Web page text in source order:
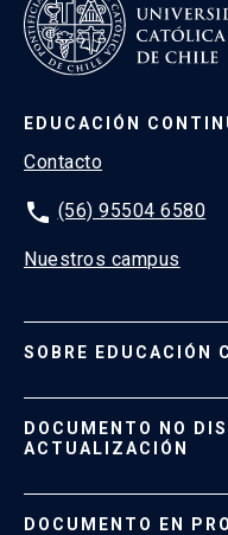
EDUCACIÓN
Contacto
phone (56) 95504 6580
Nuestros campus
SOBRE EDUCACIÓN
Formas de Pago
Políticas de Retiro,
DOCUMENTO NO
ACTUALIZACIÓN
DOCUMENTO EN